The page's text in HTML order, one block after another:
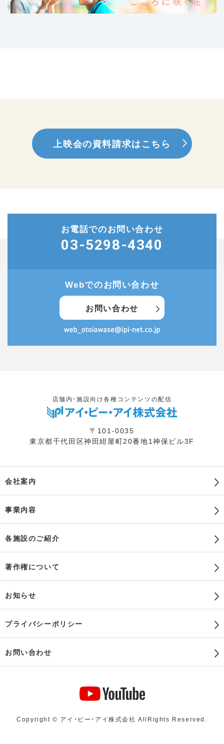
上映会の資料請求はこちら
お電話でのお問い合わせ
03-5298-4340
Webでのお問い合わせ
お問い合わせ
店舗内・施設向け各種コンテンツの配信
〒101-0035
東京都千代田区神田紺屋町20番地1神保ビル3F
会社案内
事業内容
各施設のご紹介
著作権について
お知らせ
プライバシーポリシー
お問い合わせ
Copyright © アイ・ピー・アイ株式会社 AllRights Reserved.